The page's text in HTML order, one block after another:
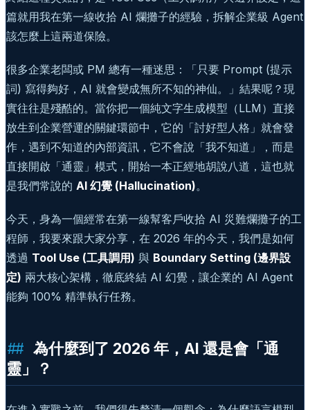
篇就用我在第一線收拾 AI 爛攤子的經驗，拆解企業級 Agent
該怎麼上這兩道保險。
很多企業老闆或 PM 總有一種迷思：「只要 Prompt (提示
詞) 寫得夠好，AI 就會變成無所不知的神仙。」結果呢？現
實往往是殘酷的。當你把一個純文字生成模型（LLM）直接
放生到企業營運的關鍵環節中，它的「討好型人格」就會發
作，遇到不知道的內部資訊，它不會說「我不知道」，而是
直接開啟「通靈」模式，開始一本正經地胡說八道，這也就
是我們常說的 AI 幻覺 (Hallucination)。
今天，身為一個經常在第一線幫客戶收拾 AI 災難爛攤子的工
程師，我要來跟大家分享，在 2026 年的今天，我們是如何
透過 Tool Use (工具調用) 與 Boundary Setting (邊界設
定) 兩大核心架構，徹底終結 AI 幻覺，讓企業的 AI Agent
能夠 100% 精準執行任務。
為什麼到了 2026 年，AI 還是會「通
靈」？